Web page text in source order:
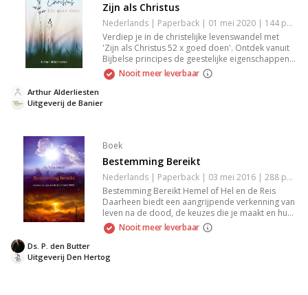
Zijn als Christus
Nederlands | Paperback | 01 mei 2020 | 144 pagina's | 9789087183400
Verdiep je in de christelijke levenswandel met
'Zijn als Christus 52 x goed doen'. Ontdek vanuit
Bijbelse principes de geestelijke eigenschappen,
karaktervorming en het denken en handelen.
Geïnspireerd door zaligsprekingen, deugden,
inzichten voor het dagelijks leven.
Nooit meer leverbaar
Uitgeverij de Banier
Arthur Alderliesten
Boek
Bestemming Bereikt
Nederlands | Paperback | 03 mei 2016 | 288 pagina's | 9789033127496
Bestemming Bereikt Hemel of Hel en de Reis
Daarheen biedt een aangrijpende verkenning van
leven na de dood, de keuzes die je maakt en hun
gevolgen. Het boek leidt je door indringende
verhalen en inzichten over spirituele ontwikkeling,
verhaal dat aanzet tot reflectie over jouw eigen
Nooit meer leverbaar
Uitgeverij Den Hertog
Ds. P. den Butter